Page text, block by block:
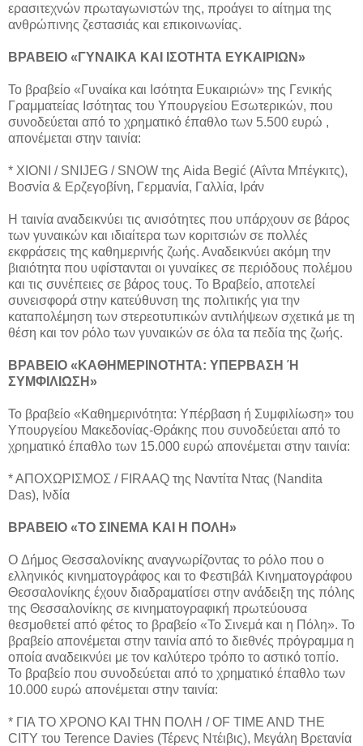
ερασιτεχνών πρωταγωνιστών της, προάγει το αίτημα της
ανθρώπινης ζεστασιάς και επικοινωνίας.
ΒΡΑΒΕΙΟ «ΓΥΝΑΙΚΑ ΚΑΙ ΙΣΟΤΗΤΑ ΕΥΚΑΙΡΙΩΝ»
Το βραβείο «Γυναίκα και Ισότητα Ευκαιριών» της Γενικής
Γραμματείας Ισότητας του Υπουργείου Εσωτερικών, που
συνοδεύεται από το χρηματικό έπαθλο των 5.500 ευρώ ,
απονέμεται στην ταινία:
* ΧΙΟΝΙ / SNIJEG / SNOW της Aida Begić (Αΐντα Μπέγκιτς),
Βοσνία & Ερζεγοβίνη, Γερμανία, Γαλλία, Ιράν
Η ταινία αναδεικνύει τις ανισότητες που υπάρχουν σε βάρος
των γυναικών και ιδιαίτερα των κοριτσιών σε πολλές
εκφράσεις της καθημερινής ζωής. Αναδεικνύει ακόμη την
βιαιότητα που υφίστανται οι γυναίκες σε περιόδους πολέμου
και τις συνέπειες σε βάρος τους. Το Βραβείο, αποτελεί
συνεισφορά στην κατεύθυνση της πολιτικής για την
καταπολέμηση των στερεοτυπικών αντιλήψεων σχετικά με τη
θέση και τον ρόλο των γυναικών σε όλα τα πεδία της ζωής.
ΒΡΑΒΕΙΟ «ΚΑΘΗΜΕΡΙΝΟΤΗΤΑ: ΥΠΕΡΒΑΣΗ Ή
ΣΥΜΦΙΛΙΩΣΗ»
Το βραβείο «Καθημερινότητα: Υπέρβαση ή Συμφιλίωση» του
Υπουργείου Μακεδονίας-Θράκης που συνοδεύεται από το
χρηματικό έπαθλο των 15.000 ευρώ απονέμεται στην ταινία:
* ΑΠΟΧΩΡΙΣΜΟΣ / FIRAAQ της Ναντίτα Ντας (Nandita
Das), Ινδία
ΒΡΑΒΕΙΟ «ΤΟ ΣΙΝΕΜΑ ΚΑΙ Η ΠΟΛΗ»
O Δήμος Θεσσαλονίκης αναγνωρίζοντας το ρόλο που ο
ελληνικός κινηματογράφος και το Φεστιβάλ Κινηματογράφου
Θεσσαλονίκης έχουν διαδραματίσει στην ανάδειξη της πόλης
της Θεσσαλονίκης σε κινηματογραφική πρωτεύουσα
θεσμοθετεί από φέτος το βραβείο «Το Σινεμά και η Πόλη». Το
βραβείο απονέμεται στην ταινία από το διεθνές πρόγραμμα η
οποία αναδεικνύει με τον καλύτερο τρόπο το αστικό τοπίο.
Το βραβείο που συνοδεύεται από το χρηματικό έπαθλο των
10.000 ευρώ απονέμεται στην ταινία:
* ΓΙΑ ΤΟ ΧΡΟΝΟ ΚΑΙ ΤΗΝ ΠΟΛΗ / OF TIME AND THE
CITY του Terence Davies (Τέρενς Ντέιβις), Μεγάλη Βρετανία